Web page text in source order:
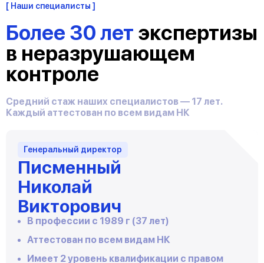
Средний стаж наших специалистов — 17 лет.
Каждый аттестован по всем видам НК
Наши специалисты
Более 30 лет экспертизы
в неразрушающем
контроле
Генеральный директор
Писменный
Николай
Викторович
В профессии с 1989 г (37 лет)
Аттестован по всем видам НК
Имеет 2 уровень квалификации с правом